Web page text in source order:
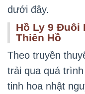
dưới đây.
Hồ Ly 9 Đuôi
Thiên Hồ
Theo truyền
trải qua quá
tinh hoa nhật